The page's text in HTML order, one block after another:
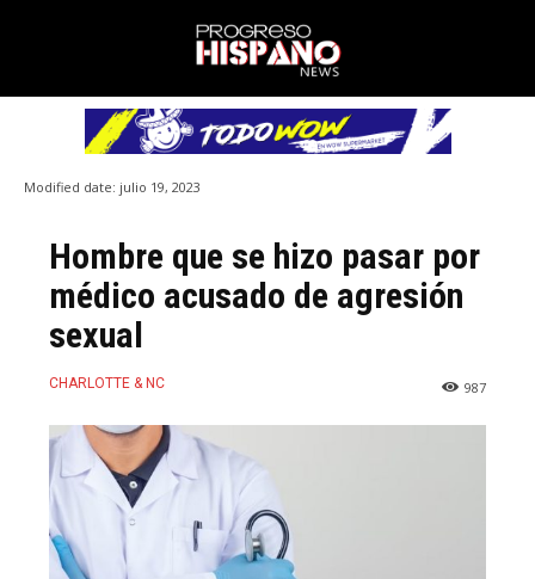
Modified date: julio 19, 2023
Hombre que se hizo pasar por
médico acusado de agresión
sexual
CHARLOTTE & NC 987